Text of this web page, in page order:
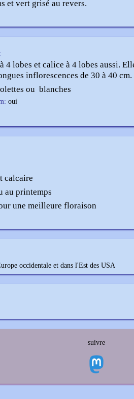
et vert grisé au revers.
à 4 lobes et calice à 4 lobes aussi.
inflorescences de 30 à 40
ou blanches
oui
calcaire
au printemps
une meilleure floraison
occidentale et dans l'Est des USA
suivre